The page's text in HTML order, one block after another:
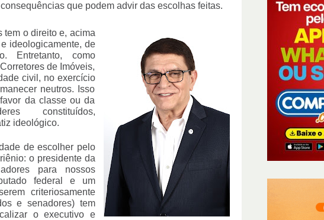
que podem advir das escolhas feitas.
tem o direito e, acima
ideologicamente, de
Entretanto, como
de Imóveis,
civil, no exercício
neutros. Isso
da classe ou da
constituídos,
ideológico.
de escolher pelo
o presidente da
para nossos
federal e um
criteriosamente
e senadores) tem
o executivo e